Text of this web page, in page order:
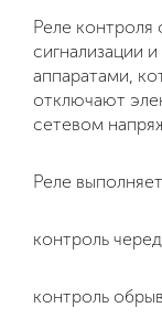
Реле контроля
сигнализации
аппаратами,
отключают
сетевом
Реле
контроль
контроль